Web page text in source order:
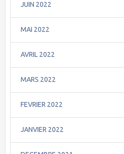
JUIN 2022
MAI 2022
AVRIL 2022
MARS 2022
FEVRIER 2022
JANVIER 2022